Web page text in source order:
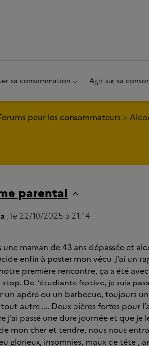
sa consommation Agir sur sa
pour les consommateurs
parental
, le 22/10/2025 à 21:14
une maman de 43 ans dépassée et
enfin à poster mon vécu. J’ai un
première rencontre, ça a été
De l’étudiante festive, je suis
un apéro ou un barbecue, toujours
autre …. Deux bières fortes pour
j’ai passé une dure journée et que
mon cher et tendre, nous nous
glorieux, insomnies, maux de tête ,